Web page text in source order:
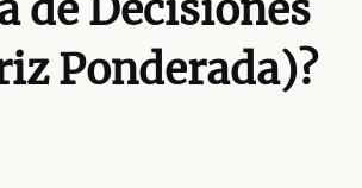
de Decisiones
Ponderada)?